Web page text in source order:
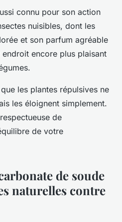
connu pour son action
nuisibles, dont les
et son parfum agréable
encore plus plaisant
les plantes répulsives ne
les éloignent simplement.
de
de votre
de soude
naturelles contre